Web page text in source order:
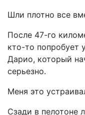
Шли плотно все
После 47-го
кто-то попробует
Дарио, который
серьезно.
Меня это
Сзади в пелотоне